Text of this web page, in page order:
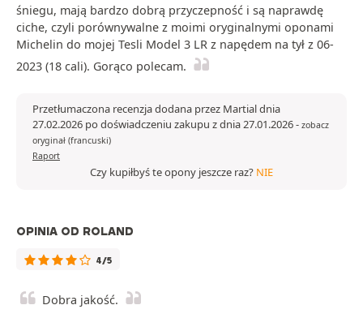
śniegu, mają bardzo dobrą przyczepność i są naprawdę
ciche, czyli porównywalne z moimi oryginalnymi oponami
Michelin do mojej Tesli Model 3 LR z napędem na tył z 06-
2023 (18 cali). Gorąco polecam.
Przetłumaczona recenzja dodana przez Martial dnia
27.02.2026 po doświadczeniu zakupu z dnia 27.01.2026- zobacz
oryginał (francuski)
Raport
Czy kupiłbyś te opony jeszcze raz? NIE
OPINIA OD ROLAND
4/5
Dobra jakość.